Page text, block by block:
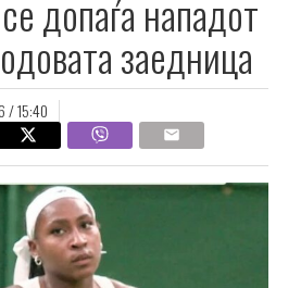
допаѓа нападот
заедница
/ 15:40